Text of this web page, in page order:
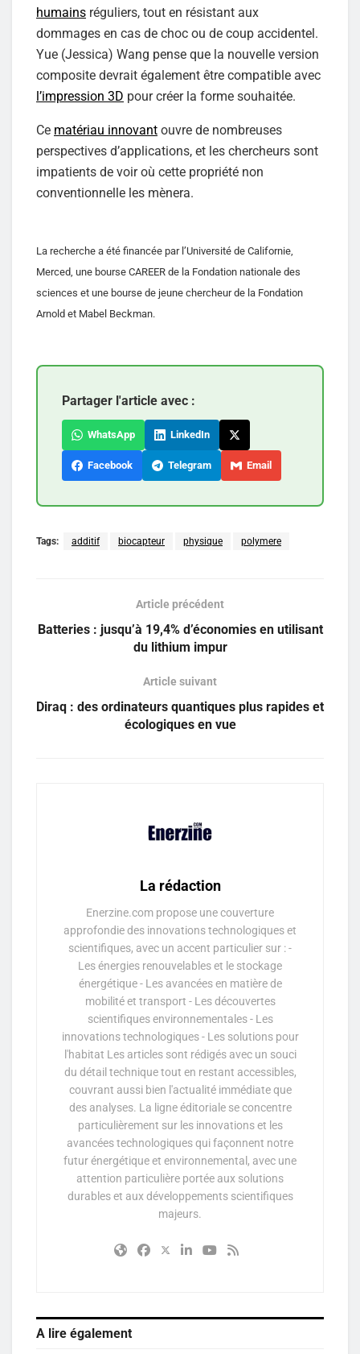
humains réguliers, tout en résistant aux
dommages en cas de choc ou de coup accidentel.
Yue (Jessica) Wang pense que la nouvelle version
composite devrait également être compatible avec
l’impression 3D pour créer la forme souhaitée.
Ce matériau innovant ouvre de nombreuses
perspectives d’applications, et les chercheurs sont
impatients de voir où cette propriété non
conventionnelle les mènera.
La recherche a été financée par l’Université de Californie,
Merced, une bourse CAREER de la Fondation nationale des
sciences et une bourse de jeune chercheur de la Fondation
Arnold et Mabel Beckman.
Partager l'article avec :
WhatsApp LinkedIn
Facebook Telegram Email
Tags: additif biocapteur physique polymere
Article précédent
Batteries : jusqu’à 19,4% d’économies en utilisant
du lithium impur
Article suivant
Diraq : des ordinateurs quantiques plus rapides et
écologiques en vue
La rédaction
Enerzine.com propose une couverture
approfondie des innovations technologiques et
scientifiques, avec un accent particulier sur : -
Les énergies renouvelables et le stockage
énergétique - Les avancées en matière de
mobilité et transport - Les découvertes
scientifiques environnementales - Les
innovations technologiques - Les solutions pour
l'habitat Les articles sont rédigés avec un souci
du détail technique tout en restant accessibles,
couvrant aussi bien l'actualité immédiate que
des analyses. La ligne éditoriale se concentre
particulièrement sur les innovations et les
avancées technologiques qui façonnent notre
futur énergétique et environnemental, avec une
attention particulière portée aux solutions
durables et aux développements scientifiques
majeurs.
A lire également